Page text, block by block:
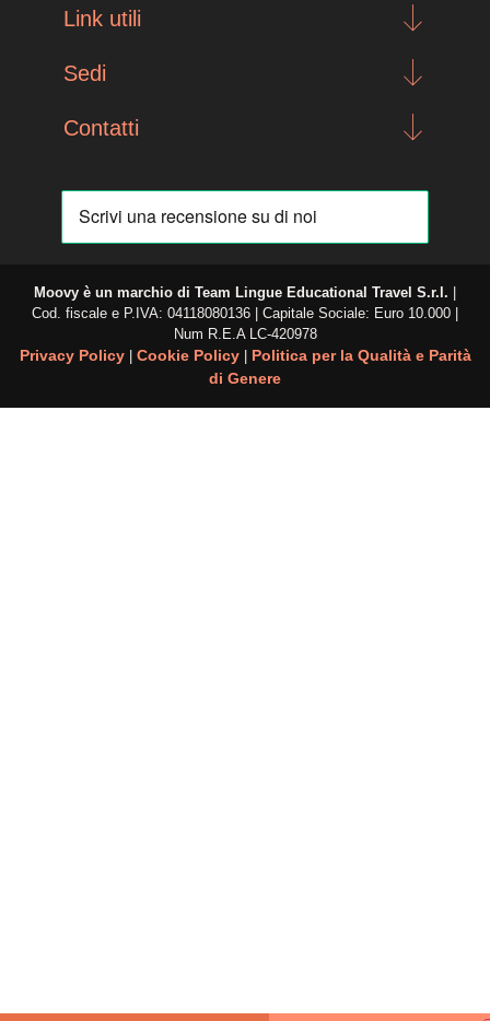
Link utili
Sedi
Contatti
Moovy è un marchio di Team Lingue Educational Travel S.r.l. |
Cod. fiscale e P.IVA: 04118080136 | Capitale Sociale: Euro 10.000 |
Num R.E.ALC-420978
Privacy Policy| Cookie Policy| Politica per la Qualità e Parità
di Genere